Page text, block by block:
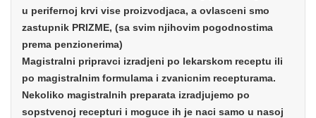
u perifernoj krvi vise proizvodjaca, a ovlasceni smo
zastupnik PRIZME, (sa svim njihovim pogodnostima
prema penzionerima)
Magistralni pripravci izradjeni po lekarskom receptu ili
po magistralnim formulama i zvanicnim recepturama.
Nekoliko magistralnih preparata izradjujemo po
sopstvenoj recepturi i moguce ih je naci samo u nasoj